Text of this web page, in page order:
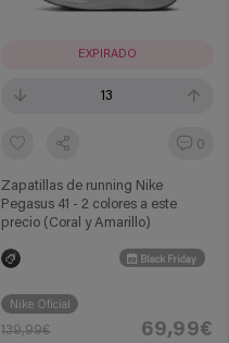
EXPIRADO
13
0
Zapatillas de running Nike
Pegasus 41 - 2 colores a este
precio (Coral y Amarillo)
Black Friday
Nike Oficial
139,99€ 69,99€